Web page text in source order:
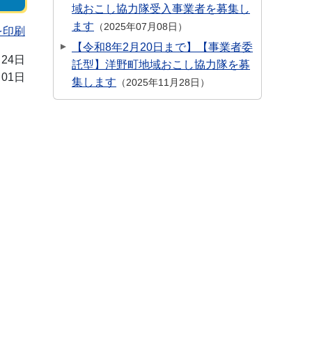
刷
日
日
域おこし協力隊受入事業者を募集し
ます
2025年07月08日
【令和8年2月20日まで】【事業者委
託型】洋野町地域おこし協力隊を募
集します
2025年11月28日